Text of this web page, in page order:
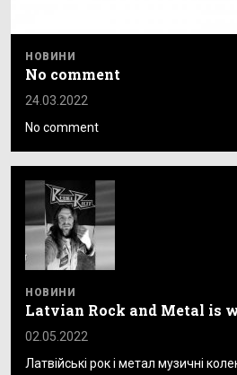
НОВИНИ
No comment
24.03.2022
No comment
НОВИНИ
Latvian Rock and Metal is
02.05.2022
Латвійські рок і метал музичні